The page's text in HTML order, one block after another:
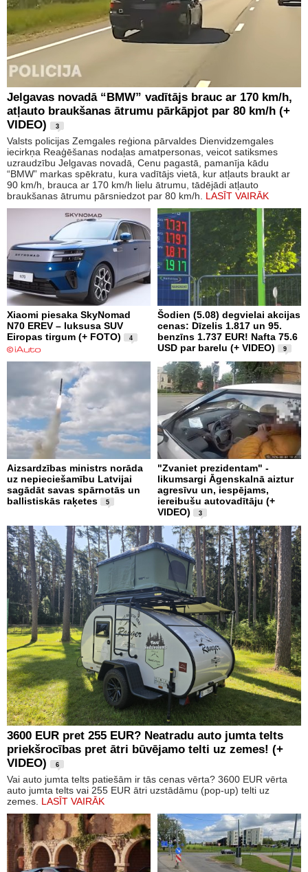
Jelgavas novadā “BMW” vadītājs brauc ar 170 km/h,
atļauto braukšanas ātrumu pārkāpjot par 80 km/h (+
VIDEO)
3
Valsts policijas Zemgales reģiona pārvaldes Dienvidzemgales
iecirkņa Reaģēšanas nodaļas amatpersonas, veicot satiksmes
uzraudzību Jelgavas novadā, Cenu pagastā, pamanīja kādu
“BMW” markas spēkratu, kura vadītājs vietā, kur atļauts braukt ar
90 km/h, brauca ar 170 km/h lielu ātrumu, tādējādi atļauto
braukšanas ātrumu pārsniedzot par 80 km/h. LASĪT VAIRĀK
Xiaomi piesaka SkyNomad
N70 EREV – luksusa SUV
Eiropas tirgum (+ FOTO)
4
Šodien (5.08) degvielai akcijas
cenas: Dīzelis 1.817 un 95.
benzīns 1.737 EUR! Nafta 75.6
USD par barelu (+ VIDEO)
9
Aizsardzības ministrs norāda
uz nepieciešamību Latvijai
sagādāt savas spārnotās un
ballistiskās raķetes
5
"Zvaniet prezidentam" -
likumsargi Āgenskalnā aiztur
agresīvu un, iespējams,
iereibušu autovadītāju (+
VIDEO)
3
3600 EUR pret 255 EUR? Neatradu auto jumta telts
priekšrocības pret ātri būvējamo telti uz zemes! (+
VIDEO)
6
Vai auto jumta telts patiešām ir tās cenas vērta? 3600 EUR vērta
auto jumta telts vai 255 EUR ātri uzstādāmu (pop-up) telti uz
zemes. LASĪT VAIRĀK